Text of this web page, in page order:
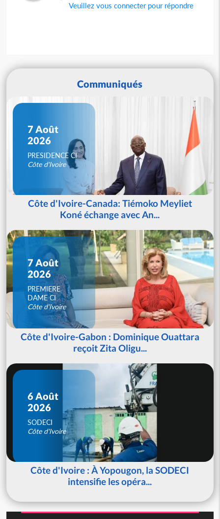
Veuillez vous connecter pour répondre
Communiqués
7 Août
2026
PRESIDENCE CI
Côte d'Ivoire
Côte d'Ivoire-Canada: Tiémoko Meyliet
Koné échange avec An...
7 Août
2026
PREMIERE
DAME CI
Côte d'Ivoire
Côte d'Ivoire-Gabon : Dominique Ouattara
reçoit Zita Oligu...
6 Août
2026
SODECI
Côte d'Ivoire
Côte d'Ivoire : À Yopougon, la SODECI
intensifie les opéra...